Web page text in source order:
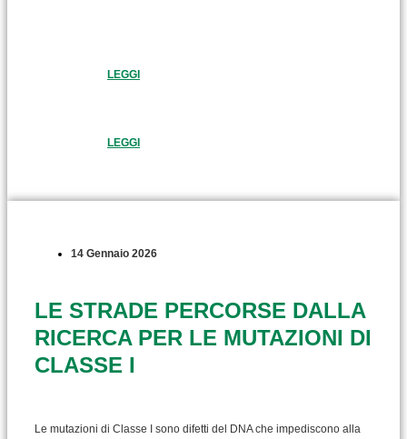
LEGGI
LEGGI
14 Gennaio 2026
LE STRADE PERCORSE DALLA
RICERCA PER LE MUTAZIONI DI
CLASSE I
Le mutazioni di Classe I sono difetti del DNA che impediscono alla